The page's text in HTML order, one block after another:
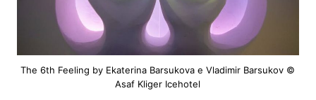
The 6th Feeling by Ekaterina Barsukova e Vladimir Barsukov ©
Asaf Kliger Icehotel